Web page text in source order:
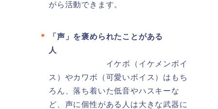
がら活動できます。
「声」を褒められたことがある
人
イケボ（イケメンボイ
ス）やカワボ（可愛いボイス）はもち
ろん、落ち着いた低音やハスキーな
ど、声に個性がある人は大きな武器に